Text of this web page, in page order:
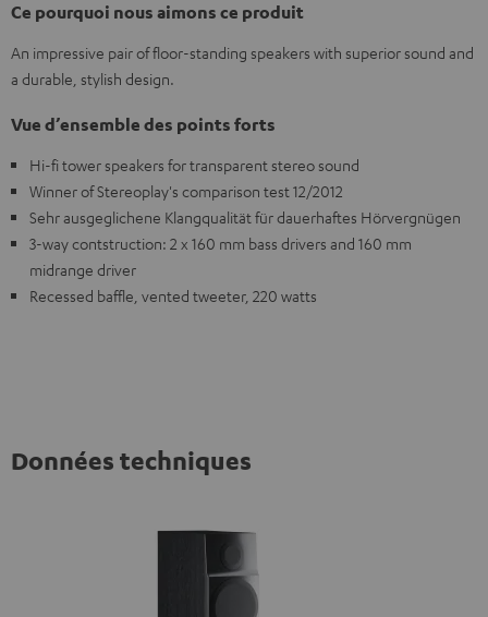
Ce pourquoi nous aimons ce produit
An impressive pair of floor-standing speakers with superior sound and
a durable, stylish design.
Vue d’ensemble des points forts
Hi-fi tower speakers for transparent stereo sound
Winner of Stereoplay's comparison test 12/2012
Sehr ausgeglichene Klangqualität für dauerhaftes Hörvergnügen
3-way contstruction: 2 x 160 mm bass drivers and 160 mm
midrange driver
Recessed baffle, vented tweeter, 220 watts
Données techniques